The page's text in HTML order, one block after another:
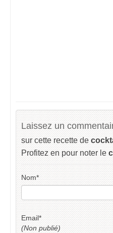
Laissez un
sur cette recette de
Profitez en pour noter le
Nom*
Email*
(Non publié)